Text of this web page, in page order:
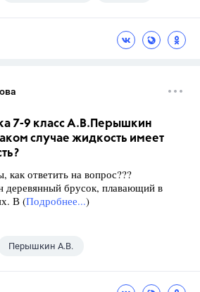
7-9 класс А.В.Перышкин
случае жидкость имеет
как ответить на вопрос???
деревянный брусок, плавающий в
В (Подробнее...)
Перышкин А.В.